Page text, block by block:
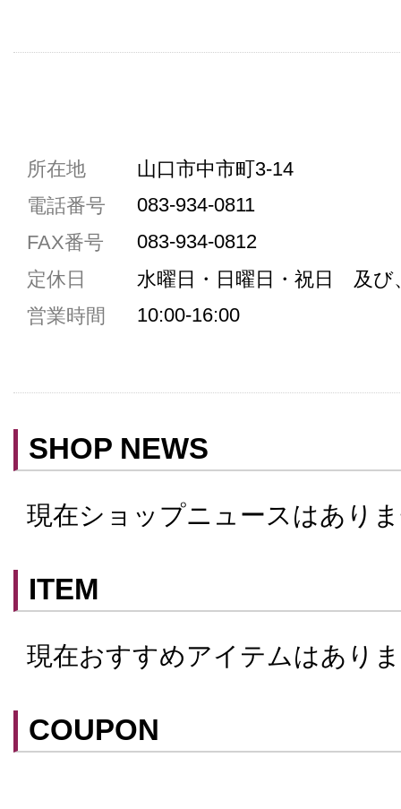
共通駐車券加盟店
共用トイレ
女性用トイレ
禁煙
予約可
所在地
山口市中市町3-14
電話番号
083-934-0811
FAX番号
083-934-0812
定休日
水曜日・日曜日・祝日 及び
営業時間
10:00-16:00
SHOP NEWS
現在ショップニュースはあり
ITEM
現在おすすめアイテムはあり
COUPON